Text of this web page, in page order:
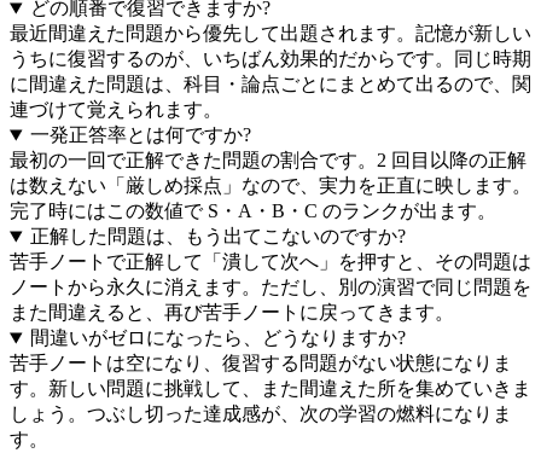
どの順番で復習できますか?
最近間違えた問題から優先して出題されます。記憶が新しい
うちに復習するのが、いちばん効果的だからです。同じ時期
に間違えた問題は、科目・論点ごとにまとめて出るので、関
連づけて覚えられます。
一発正答率とは何ですか?
最初の一回で正解できた問題の割合です。2 回目以降の正解
は数えない「厳しめ採点」なので、実力を正直に映します。
完了時にはこの数値で S・A・B・C のランクが出ます。
正解した問題は、もう出てこないのですか?
苦手ノートで正解して「潰して次へ」を押すと、その問題は
ノートから永久に消えます。ただし、別の演習で同じ問題を
また間違えると、再び苦手ノートに戻ってきます。
間違いがゼロになったら、どうなりますか?
苦手ノートは空になり、復習する問題がない状態になりま
す。新しい問題に挑戦して、また間違えた所を集めていきま
しょう。つぶし切った達成感が、次の学習の燃料になりま
す。